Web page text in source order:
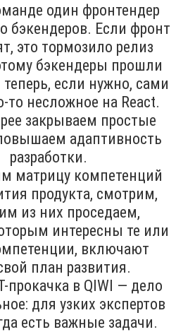
один фронтендер
бэкендеров. Если фронт
это тормозило релиз
бэкендеры прошли
если нужно, сами
то несложное на React.
закрываем простые
адаптивность
разработки.
матрицу компетенций
продукта, смотрим,
из них проседаем,
интересны те или
включают
план развития.
прокачка в QIWI — дело
для узких экспертов
есть важные задачи.